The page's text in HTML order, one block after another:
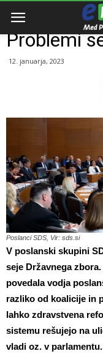
Domov
Problemi
12. januarja, 2023
Poslanci SDS, Vir: sds.si
V poslanski skupini
seje Državnega
povedala vodja
razliko od koalicije in
lahko zdravstvena
sistemu rešujejo na
vladi oz. v parlamentu.